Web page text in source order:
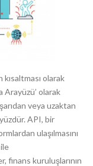
olarak
Arayüzü’ olarak
veya uzaktan
API, bir
ulaşılmasını
finans kuruluşlarının